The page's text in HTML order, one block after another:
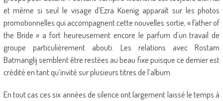
et même si seul le visage d’Ezra Koenig apparaît sur les photos
promotionnelles qui accompagnent cette nouvelles sortie, « Father of
the Bride » a fort heureusement encore le parfum d’un travail de
groupe particulièrement abouti. Les relations avec Rostam
Batmanglij semblent être restées au beau fixe puisque ce dernier est
crédité en tant qu’invité sur plusieurs titres de l’album.
En tout cas ces six années de silence ont largement laissé le temps à